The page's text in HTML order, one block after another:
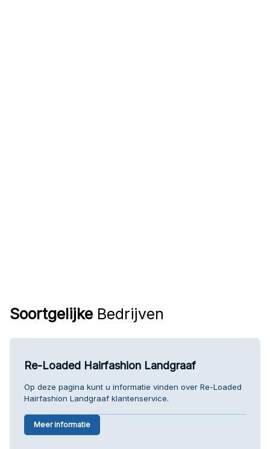
Soortgelijke Bedrijven
Re-Loaded Hairfashion Landgraaf
Op deze pagina kunt u informatie vinden over Re-Loaded
Hairfashion Landgraaf klantenservice.
Meer informatie